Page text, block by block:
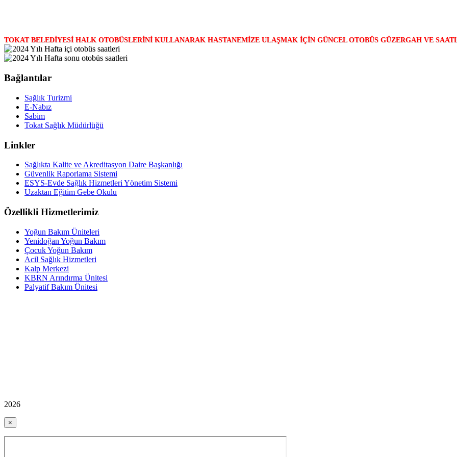
TOKAT BELEDİYESİ HALK OTOBÜSLERİNİ KULLANARAK HASTANEMİZE ULAŞMAK İÇİN GÜNCEL OTOBÜS GÜZERGAH VE
Bağlantılar
Sağlık Turizmi
E-Nabız
Sabim
Tokat Sağlık Müdürlüğü
Linkler
Sağlıkta Kalite ve Akreditasyon Daire Başkanlığı
Güvenlik Raporlama Sistemi
ESYS-Evde Sağlık Hizmetleri Yönetim Sistemi
Uzaktan Eğitim Gebe Okulu
Özellikli Hizmetlerimiz
Yoğun Bakım Üniteleri
Yenidoğan Yoğun Bakım
Çocuk Yoğun Bakım
Acil Sağlık Hizmetleri
Kalp Merkezi
KBRN Arındırma Ünitesi
Palyatif Bakım Ünitesi
2026
×